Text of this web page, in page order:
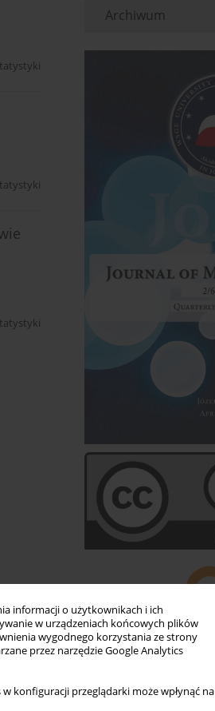
informacji o użytkownikach i ich
w urządzeniach końcowych plików
wygodnego korzystania ze strony
przez narzędzie Google Analytics
konfiguracji przeglądarki może wpłynąć na
Archiwum